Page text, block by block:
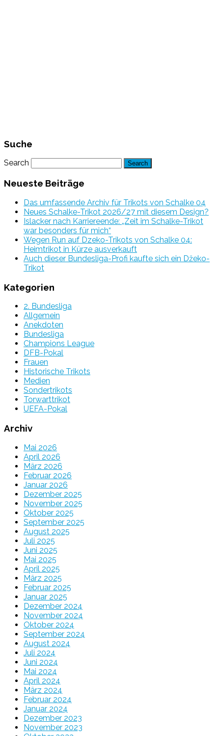
Suche
Search
Neueste Beiträge
Das umfassende Archiv für Trikots von Schalke 04
Neues Schalke-Trikot 2026/27 mit diesem Design?
Islacker nach Karriereende: „Zeit im Schalke-Trikot
war besonders für mich“
Wegen Run auf Dzeko-Trikots von Schalke 04:
Heimtrikot in Kürze ausverkauft
Auch dieser Bundesliga-Profi kaufte sich ein Džeko-
Trikot
Kategorien
2. Bundesliga
Allgemein
Anekdoten
Bundesliga
Champions League
DFB-Pokal
Frauen
Historische Trikots
Medien
Sondertrikots
Torwarttrikot
UEFA-Pokal
Archiv
Mai 2026
April 2026
März 2026
Februar 2026
Januar 2026
Dezember 2025
November 2025
Oktober 2025
September 2025
August 2025
Juli 2025
Juni 2025
Mai 2025
April 2025
März 2025
Februar 2025
Januar 2025
Dezember 2024
November 2024
Oktober 2024
September 2024
August 2024
Juli 2024
Juni 2024
Mai 2024
April 2024
März 2024
Februar 2024
Januar 2024
Dezember 2023
November 2023